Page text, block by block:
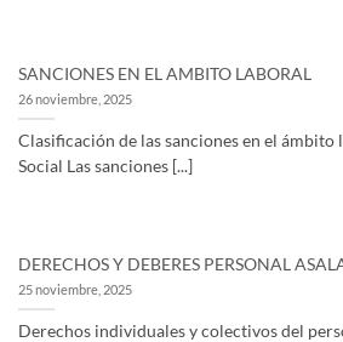
SANCIONES EN EL AMBITO LABORAL
26 noviembre, 2025
Clasificación de las sanciones en el ámbito
Social Las sanciones [...]
DERECHOS Y DEBERES PERSONAL
25 noviembre, 2025
Derechos individuales y colectivos del